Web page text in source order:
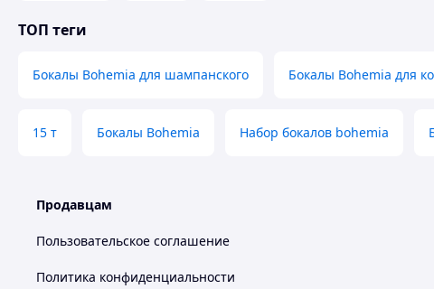
ТОП теги
Бокалы Bohemia для шампанского Бокалы Bohemia для
15 т Бокалы Bohemia Набор бокалов bohemia
Продавцам
Пользовательское соглашение
Политика конфиденциальности